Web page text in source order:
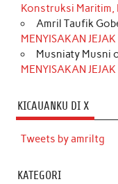
Konstruksi Maritim,
Amril Taufik
MENYISAKAN
Musniaty Musni
MENYISAKAN
KICAUANKU DI X
Tweets by amriltg
KATEGORI